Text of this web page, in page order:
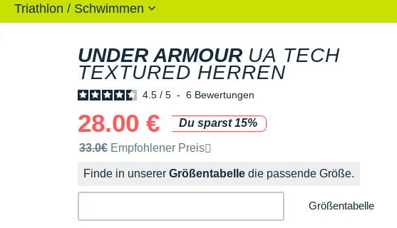
Triathlon / Schwimmen
UNDER ARMOUR UA TECH
TEXTURED HERREN
4.5 / 5 - 6 Bewertungen
28.00 €
Du sparst 15%
Unverbindliche Preisempfehlung der Marke
33.0€ Empfohlener Preis
Finde in unserer Größentabelle die passende Größe.
Größentabelle